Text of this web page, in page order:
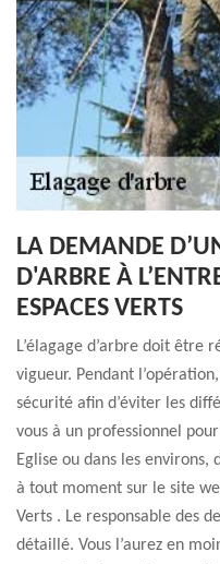
LA DEMANDE
D'ARBRE À
ESPACES VERTS
L’élagage d’arbre doit être
vigueur. Pendant
sécurité afin d’éviter les
vous à un professionnel
Eglise ou dans les environs,
à tout moment sur le site
Verts . Le responsable des
détaillé. Vous l’aurez en